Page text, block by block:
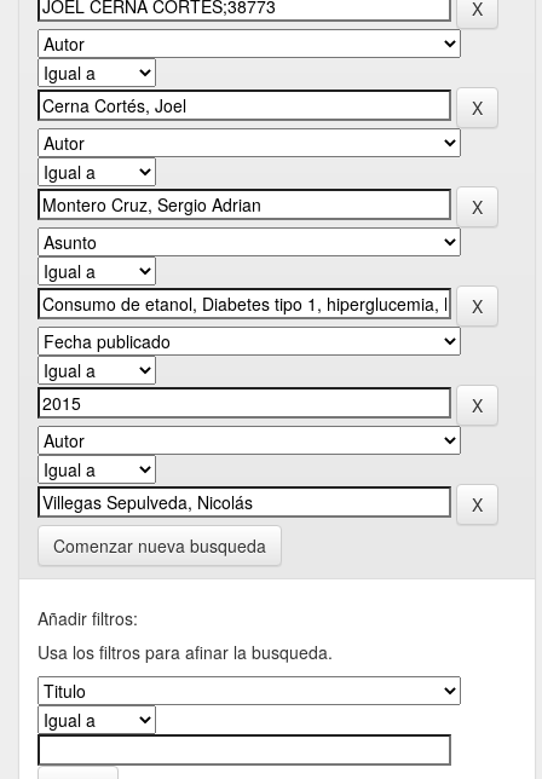
Comenzar nueva busqueda
Añadir filtros:
Usa los filtros para afinar la busqueda.